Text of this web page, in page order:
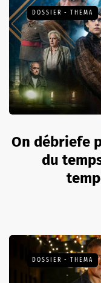
DOSSIER - THEMA
On débriefe
du
DOSSIER - THEMA